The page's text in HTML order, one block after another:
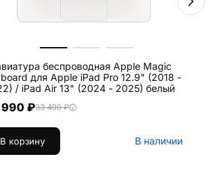
беспроводная Apple Magic
для Apple iPad Pro 12.9" (2018 -
/ iPad Air 13" (2024 - 2025) белый
₽33 490 ₽
В корзину В наличии